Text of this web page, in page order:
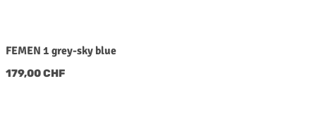
FEMEN 1 grey-sky blue
Regulärer Preis:
179,00 CHF